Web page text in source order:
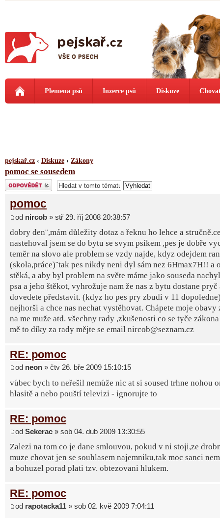
Plemena psů Inzerce psů Diskuze
pejskař.cz ‹ Diskuze ‹ Zákony
pomoc se sousedem
Odeslat odpověď
pomoc
od nircob » stř 29. říj 2008 20:38:57
dobry den¨,mám důležity dotaz a řeknu ho lehce a
nastehoval jsem se do bytu se svym psíkem ,pes je dobře
teměr na slovo ale problem se vzdy najde, kdyz odejdem
(skola,práce)¨tak pes nikdy neni dyl sám nez 6Hmax7H!! a
stěká, a aby byl problem na světe máme jako souseda
psa a jeho štěkot, vyhrožuje nam že nas z bytu dostane
dovedete představit. (kdyz ho pes pry zbudi v 11
nejhorši a chce nas nechat vystěhovat. Chápete moje
na me muže atd. všechny rady ,zkušenosti co se tyče
mě to díky za rady mějte se email nircob@seznam.cz
RE: pomoc
od neon » čtv 26. bře 2009 15:10:15
vůbec bych to neřešil nemůže nic at si soused trhne nohou
hlasitě a nebo pouští televizi - ignorujte to
RE: pomoc
od Sekerac » sob 04. dub 2009 13:30:55
Zalezi na tom co je dane smlouvou, pokud v ni stoji,ze
muze chovat jen se souhlasem najemniku,tak moc sanci
a bohuzel porad plati tzv. obtezovani hlukem.
RE: pomoc
od rapotacka11 » sob 02. kvě 2009 7:04:11